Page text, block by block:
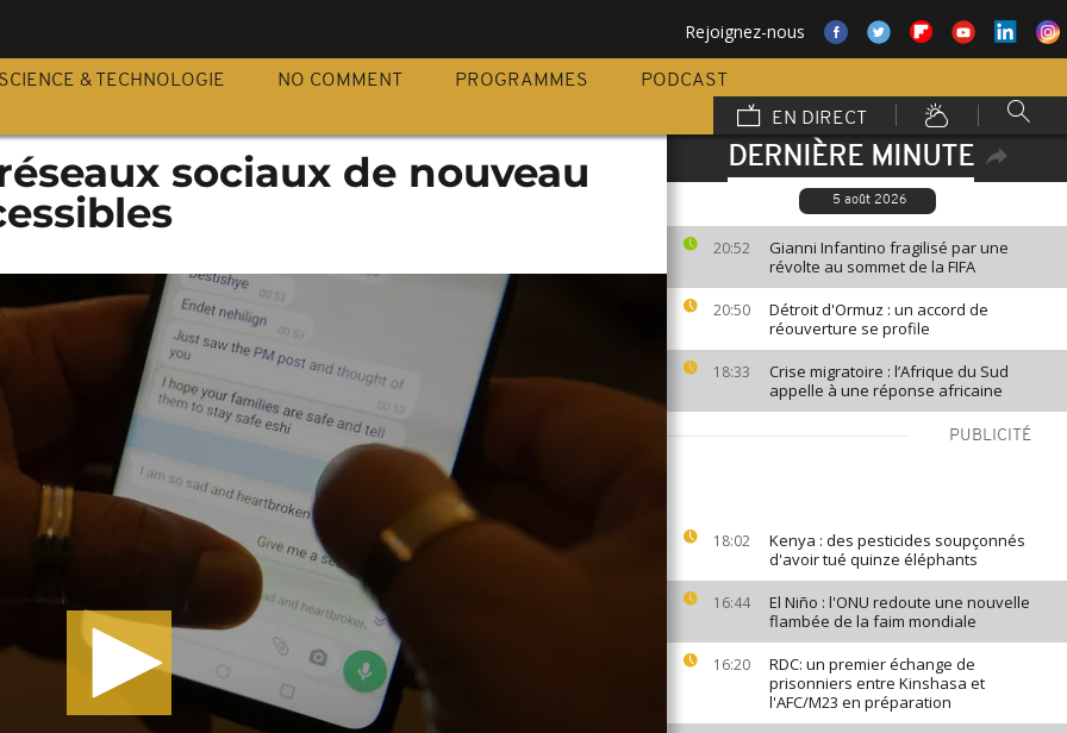
Rejoignez-nous
SCIENCE & TECHNOLOGIE NO COMMENT PROGRAMMES
PODCAST
EN DIRECT
DERNIÈRE MINUTE
5 août 2026
20:52
Gianni Infantino fragilisé par une
révolte au sommet de la FIFA
20:50
Détroit d'Ormuz : un accord de
réouverture se profile
18:33
Crise migratoire : l’Afrique du Sud
appelle à une réponse africaine
PUBLICITÉ
18:02
Kenya : des pesticides soupçonnés
d'avoir tué quinze éléphants
16:44
El Niño : l'ONU redoute une nouvelle
flambée de la faim mondiale
16:20
RDC: un premier échange de
prisonniers entre Kinshasa et
l'AFC/M23 en préparation
sociaux de nouveau